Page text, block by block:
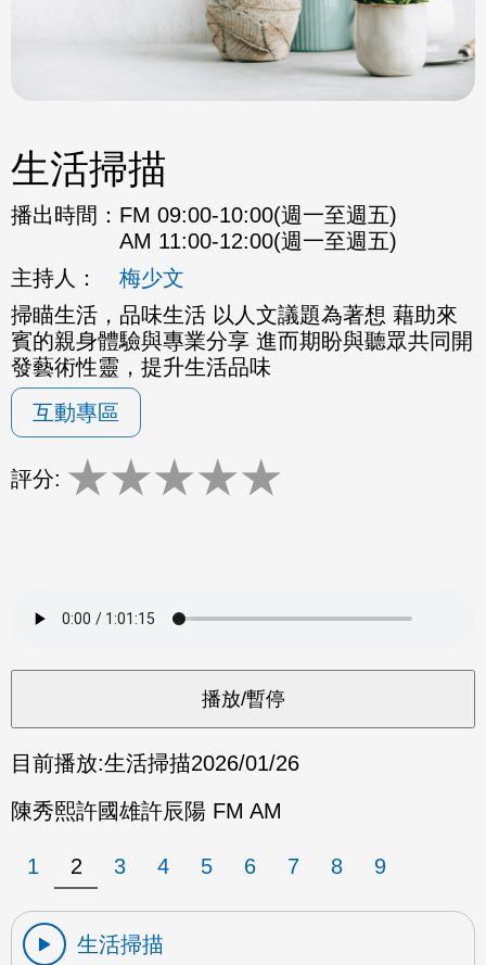
生活掃描
播出時間： FM 09:00-10:00(週一至週五)
AM 11:00-12:00(週一至週五)
主持人：
梅少文
掃瞄生活，品味生活 以人文議題為著想 藉助來
賓的親身體驗與專業分享 進而期盼與聽眾共同開
發藝術性靈，提升生活品味
互動專區
評分: ★★★★★
目前播放:生活掃描2026/01/26
陳秀熙許國雄許辰陽 FM AM
1 2 3 4 5 6 7 8 9
生活掃描